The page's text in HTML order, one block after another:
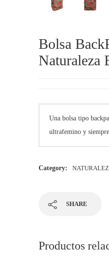
Bolsa
Naturaleza
Una bolsa tipo
ultrafemino y
Category:
SHARE
Productos